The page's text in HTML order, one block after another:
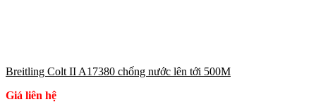
Breitling Colt II A17380 chống nước lên tới 500M
Giá liên hệ